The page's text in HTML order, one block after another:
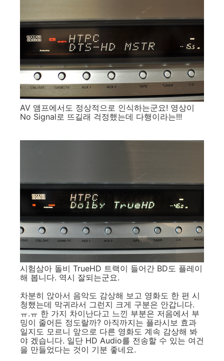
AV 앰프에서도 정상적으로 인식하는군요! 영상이
No Signal로 뜨길래 걱정했는데 다행이라는!!!
시험삼아 돌비 TrueHD 트랙이 들어간 BD도 플레이
해 봅니다. 역시 잘되는군요.
차분히 앉아서 음악도 감상해 보고 영화도 한 편 시
청했는데 막귀라서 그런지 크게 구분은 안갑니다.
ㅠ.ㅠ 한 가지 차이난다고 느낀 부분은 저음에서 부
밍이 줄어든 정도랄까? 아직까지는 플라시보 효과
일지도 모르니 앞으로 다른 영화도 계속 감상해 봐
야 겠습니다. 일단 HD Audio를 전송할 수 있는 여건
을 만들었다는 것이 기분 좋네요.